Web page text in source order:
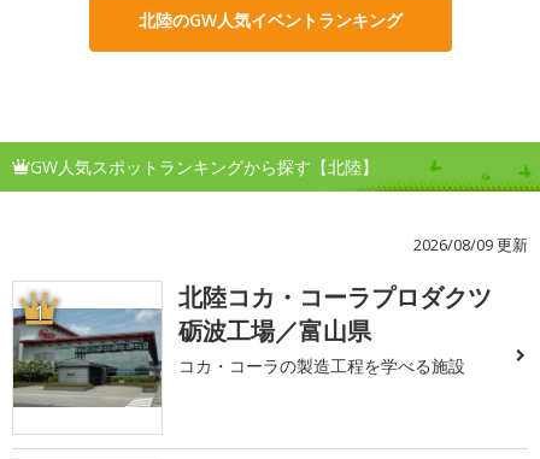
北陸のGW人気イベントランキング
GW人気スポットランキングから探す【北陸】
2026/08/09 更新
1
北陸コカ・コーラプロダクツ
砺波工場／富山県
コカ・コーラの製造工程を学べる施設